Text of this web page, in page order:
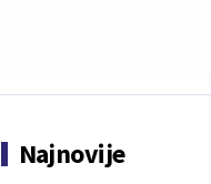
Najnovije